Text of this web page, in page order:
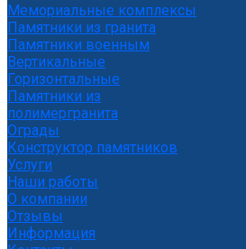
Мемориальные комплексы
Памятники из гранита
Памятники военным
Вертикальные
Горизонтальные
Памятники из
полимергранита
Ограды
Конструктор памятников
Услуги
Наши работы
О компании
Отзывы
Информация